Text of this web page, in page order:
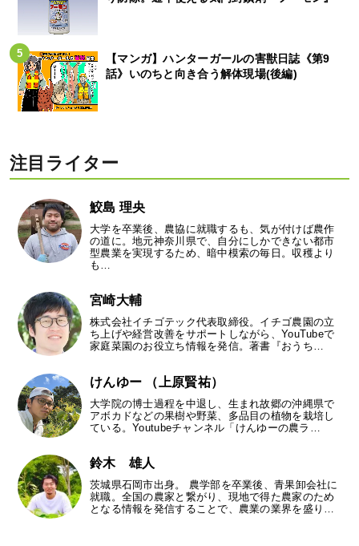
【マンガ】ハンターガールの害獣日誌《第9
話》いのちと向き合う解体現場(後編)
注目ライター
鮫島 理央
大学を卒業後、農協に就職するも、気が付けば農作
の道に。地元神奈川県で、自分にしかできない都市
型農業を実現するため、暗中模索の毎日。収穫より
も…
宮崎大輔
株式会社イチゴテック代表取締役。イチゴ農園の立
ち上げや経営改善をサポートしながら、YouTubeで
家庭菜園のお役立ち情報を発信。著書『おうち…
けんゆー （上原賢祐）
大学院の博士過程を中退し、生まれ故郷の沖縄県で
アボカドなどの果樹や野菜、多品目の植物を栽培し
ている。Youtubeチャンネル「けんゆーの農ラ…
鈴木 雄人
茨城県石岡市出身。 農学部を卒業後、青果卸会社に
就職。全国の農家と繋がり、現地で得た農家のため
となる情報を発信することで、農業の業界を盛り…